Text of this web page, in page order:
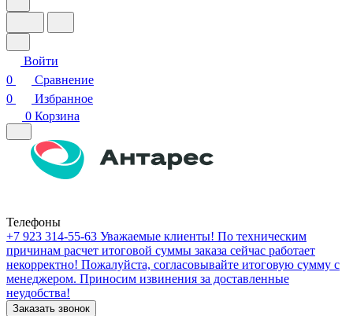
Войти
0
Сравнение
0
Избранное
0 Корзина
Телефоны
+7 923 314-55-63 Уважаемые клиенты! По техническим
причинам расчет итоговой суммы заказа сейчас работает
некорректно! Пожалуйста, согласовывайте итоговую сумму с
менеджером. Приносим извинения за доставленные
неудобства!
Заказать звонок